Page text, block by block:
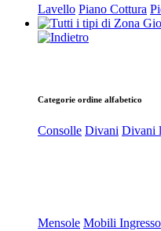
Lavello Piano Cottura
Categorie ordine alfabetico
Consolle Divani Divani
Mensole Mobili Ingresso